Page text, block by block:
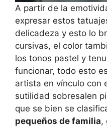
A partir de la
expresar estos
delicadeza y esto lo
cursivas, el color
los tonos pastel y
funcionar, todo esto
artista en vínculo con
sutilidad sobresalen
que se bien se
pequeños de familia,